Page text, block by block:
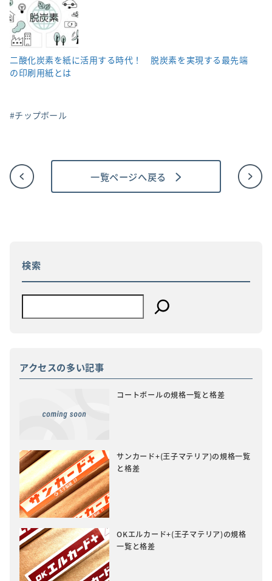
二酸化炭素を紙に活用する時代！ 脱炭素を実現する最先端
の印刷用紙とは
チップボール
一覧ページへ戻る
検索
アクセスの多い記事
コートボールの規格一覧と格差
サンカード+(王子マテリア)の規格一覧
と格差
OKエルカード+(王子マテリア)の規格
一覧と格差